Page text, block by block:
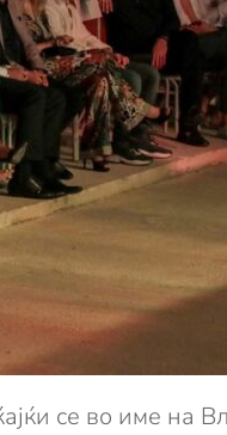
се во име на